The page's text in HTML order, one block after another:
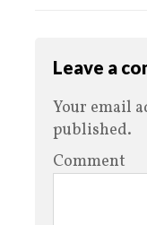
Leave a
Your email
published.
Comment